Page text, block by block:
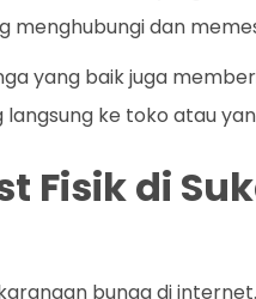
menghubungi dan
yang baik juga
ke toko atau
Fisik di
bunga di